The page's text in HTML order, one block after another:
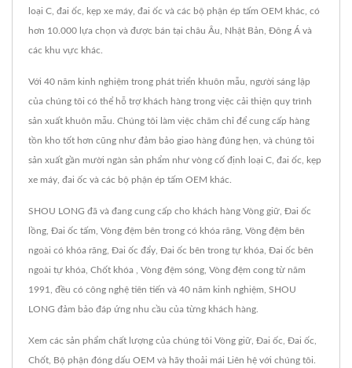
loại C, đai ốc, kẹp xe máy, đai ốc và các bộ phận ép tấm OEM khác, có
hơn 10.000 lựa chọn và được bán tại châu Âu, Nhật Bản, Đông Á và
các khu vực khác.
Với 40 năm kinh nghiệm trong phát triển khuôn mẫu, người sáng lập
của chúng tôi có thể hỗ trợ khách hàng trong việc cải thiện quy trình
sản xuất khuôn mẫu. Chúng tôi làm việc chăm chỉ để cung cấp hàng
tồn kho tốt hơn cũng như đảm bảo giao hàng đúng hẹn, và chúng tôi
sản xuất gần mười ngàn sản phẩm như vòng cố định loại C, đai ốc, kẹp
xe máy, đai ốc và các bộ phận ép tấm OEM khác.
SHOU LONG đã và đang cung cấp cho khách hàng Vòng giữ, Đai ốc
lồng, Đai ốc tấm, Vòng đệm bên trong có khóa răng, Vòng đệm bên
ngoài có khóa răng, Đai ốc đẩy, Đai ốc bên trong tự khóa, Đai ốc bên
ngoài tự khóa, Chốt khóa , Vòng đệm sóng, Vòng đệm cong từ năm
1991, đều có công nghệ tiên tiến và 40 năm kinh nghiệm, SHOU
LONG đảm bảo đáp ứng nhu cầu của từng khách hàng.
Xem các sản phẩm chất lượng của chúng tôi Vòng giữ Đai ốc Đai ốc
Chốt Bộ phận đóng dấu OEM và hãy thoải mái Liên hệ với chúng tôi